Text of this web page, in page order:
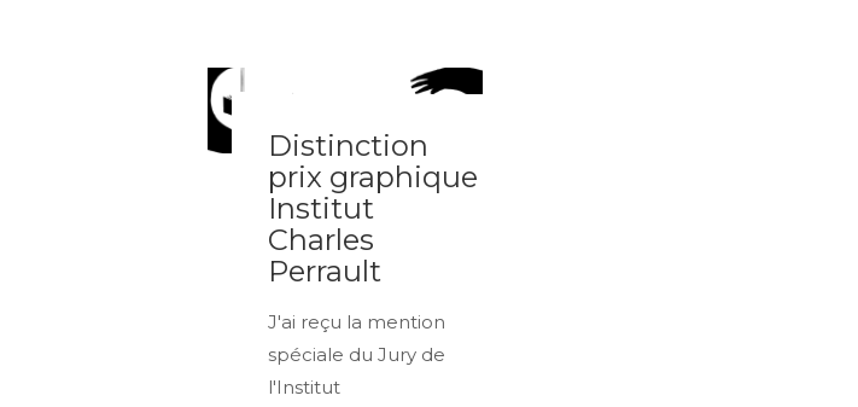
06
2018Distinction
prix graphique
Institut
Charles
Perrault
J'ai reçu la mention
spéciale du Jury de
l'Institut